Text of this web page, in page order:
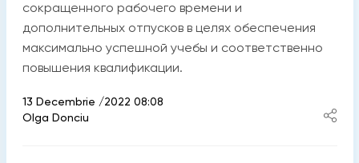
сокращенного рабочего времени и
дополнительных отпусков в целях обеспечения
максимально успешной учебы и соответственно
повышения квалификации.
13 Decembrie /2022 08:08
Olga Donciu